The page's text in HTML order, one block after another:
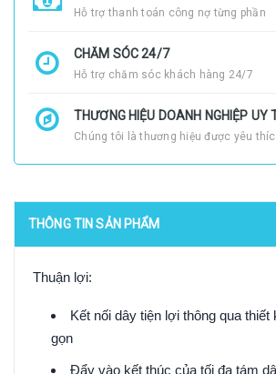
Hỗ trợ thanh toán công nợ từng phần
CHĂM SÓC 24/7
Hỗ trợ chăm sóc khách hàng 24/7
THƯƠNG HIỆU DOANH NGHIỆP UY
Chúng tôi là thương hiệu được yêu
THÔNG TIN SẢN PHẨM
Thuận lợi:
Kết nối dây tiện lợi thông qua
gọn
Đẩy vào kết thúc của tối đa tám